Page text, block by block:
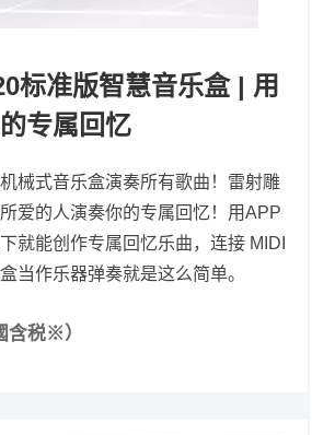
标准版智慧音乐盒 | 用
专属回忆
械式音乐盒演奏所有歌曲！雷射雕
爱的人演奏你的专属回忆！用APP
就能创作专属回忆乐曲，连接 MIDI
当作乐器弹奏就是这么简单。
含税※）